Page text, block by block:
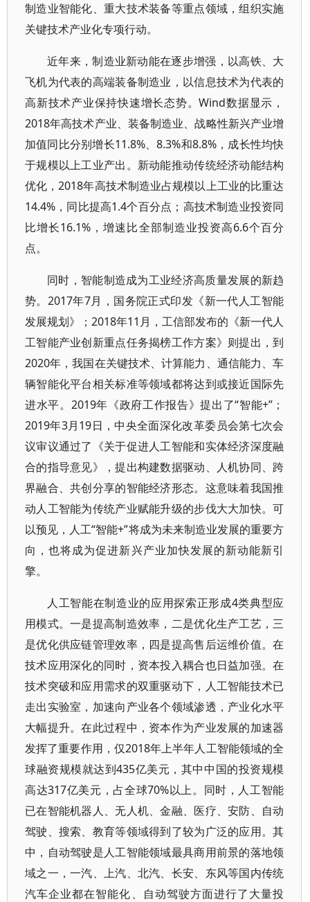
制造业智能化、重大技术装备等重点领域，组织实施
关键技术产业化专项行动。
近年来，制造业新动能在逐步增强，以高铁、大
飞机为代表的高端装备制造业，以信息技术为代表的
高新技术产业保持快速增长态势。Wind数据显示，
2018年高技术产业、装备制造业、战略性新兴产业增
加值同比分别增长11.8%、8.3%和8.8%，成长性均快
于规模以上工业产出。新动能推动传统经济动能结构
优化，2018年高技术制造业占规模以上工业的比重达
14.4%，同比提高1.4个百分点；高技术制造业投资同
比增长16.1%，增速比全部制造业投资高6.6个百分
点。
同时，智能制造成为工业经济高质量发展的新趋
势。2017年7月，国务院正式印发《新一代人工智能
发展规划》；2018年11月，工信部发布的《新一代人
工智能产业创新重点任务揭榜工作方案》则提出，到
2020年，我国在关键技术、计算能力、通信能力、车
辆智能化平台相关标准等领域都将达到或接近国际先
进水平。2019年《政府工作报告》提出了“智能+”；
2019年3月19日，中央全面深化改革委员会第七次会
议审议通过了《关于促进人工智能和实体经济深度融
合的指导意见》，提出构建数据驱动、人机协同、跨
界融合、共创分享的智能经济形态。这意味着我国推
动人工智能为传统产业赋能升级的步伐大大加快。可
以预见，人工“智能+”将成为未来制造业发展的重要方
向，也将成为促进新兴产业加快发展的新动能新引
擎。
人工智能在制造业的应用探索正形成4类典型应
用模式。一是提高制造效率，二是优化生产工艺，三
是优化供应链管理效率，四是提高售后运维价值。在
技术应用深化的同时，资本投入耦合也日益加强。在
技术突破和应用需求的双重驱动下，人工智能技术已
走出实验室，加速向产业各个领域渗透，产业化水平
大幅提升。在此过程中，资本作为产业发展的加速器
发挥了重要作用，仅2018年上半年人工智能领域的全
球融资规模就达到435亿美元，其中中国的投资规模
高达317亿美元，占全球70%以上。同时，人工智能
已在智能机器人、无人机、金融、医疗、安防、自动
驾驶、搜索、教育等领域得到了较为广泛的应用。其
中，自动驾驶是人工智能领域最具商用前景的落地领
域之一，一汽、上汽、北汽、长安、东风等国内传统
汽车企业都在智能化、自动驾驶方面进行了大量投